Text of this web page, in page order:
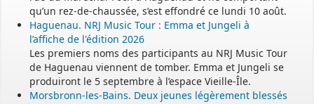
qu’un rez-de-chaussée, s’est effondré ce lundi 10 août.
Haguenau. NRJ Music Tour : Emma et Jungeli à
l’affiche de l'édition 2026
Les premiers noms des participants au NRJ Music Tour
de Haguenau viennent de tomber. Emma et Jungeli se
produiront le 5 septembre à l’espace Vieille-Île.
Morsbronn-les-Bains. Deux jeunes légèrement blessés